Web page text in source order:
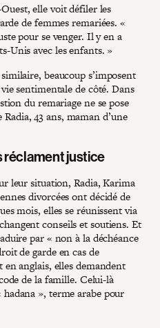
elle voit défiler les
de femmes remariées. «
pour se venger. Il y en a
Unis avec les enfants. »
beaucoup s’imposent
sentimentale de côté. Dans
du remariage ne se pose
43 ans, maman d’une
réclament justice
leur situation, Radia, Karima
divorcées ont décidé de
mois, elles se réunissent via
conseils et soutiens. Et
par « non à la déchéance
de garde en cas de
en anglais, elles demandent
de la famille. Celui-là
», terme arabe pour